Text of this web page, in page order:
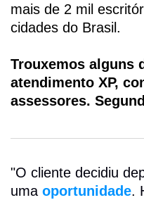
mais de 2 mil
cidades do Brasil.
Trouxemos alguns
atendimento XP,
assessores.
"O cliente decidiu
uma oportunidade.